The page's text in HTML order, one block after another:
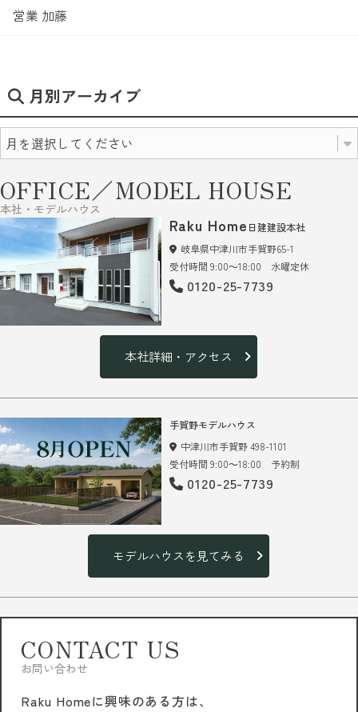
営業 加藤
月別アーカイブ
OFFICE／MODEL HOUSE
本社・モデルハウス
Raku Home 日建建設本社
岐阜県中津川市手賀野65-1
受付時間 9:00～18:00 水曜定休
0120-25-7739
本社詳細・アクセス
手賀野モデルハウス
中津川市手賀野 498-1101
受付時間 9:00～18:00 予約制
0120-25-7739
モデルハウスを見てみる
CONTACT US
お問い合わせ
Raku Homeに興味のある方は、